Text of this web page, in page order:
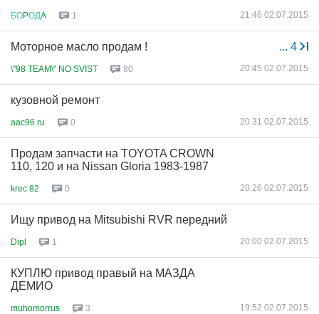
БОPОДA 1 21:46 02.07.2015
... 4
Моторное масло продам !
\"98 TEAM\" NO SVIST 80 20:45 02.07.2015
кузовной ремонт
aac96.ru 0 20:31 02.07.2015
Продам запчасти на TOYOTA CROWN
110, 120 и на Nissan Gloria 1983-1987
krec 82 0 20:26 02.07.2015
Ищу привод на Mitsubishi RVR передний
Dipl 1 20:00 02.07.2015
КУПЛЮ привод правый на МАЗДА
ДЕМИО
muhomorrus 3 19:52 02.07.2015